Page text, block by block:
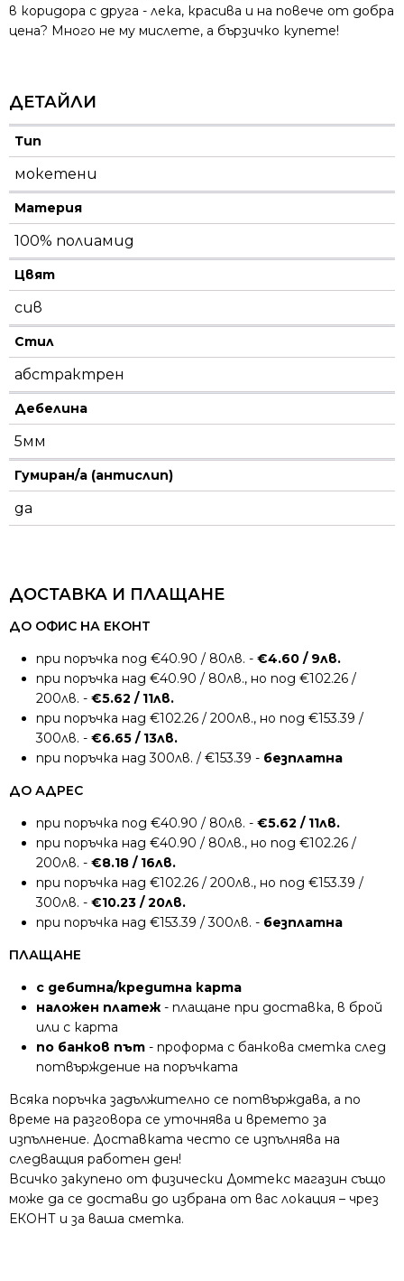
в коридора с друга - лека, красива и на повече от добра
цена? Много не му мислете, а бързичко купете!
ДЕТАЙЛИ
Тип
мокетени
Материя
100% полиамид
Цвят
сив
Стил
абстрактрен
Дебелина
5мм
Гумиран/а (антислип)
да
ДОСТАВКА И ПЛАЩАНЕ
ДО ОФИС НА ЕКОНТ
при поръчка под €40.90 / 80лв. - €4.60 / 9лв.
при поръчка над €40.90 / 80лв., но под €102.26 /
200лв. - €5.62 / 11лв.
при поръчка над €102.26 / 200лв., но под €153.39 /
300лв. - €6.65 / 13лв.
при поръчка над 300лв. / €153.39 - безплатна
ДО АДРЕС
при поръчка под €40.90 / 80лв. - €5.62 / 11лв.
при поръчка над €40.90 / 80лв., но под €102.26 /
200лв. - €8.18 / 16лв.
при поръчка над €102.26 / 200лв., но под €153.39 /
300лв. - €10.23 / 20лв.
при поръчка над €153.39 / 300лв. - безплатна
ПЛАЩАНЕ
с дебитна/кредитна карта
наложен платеж - плащане при доставка, в брой
или с карта
по банков път - проформа с банкова сметка след
потвърждение на поръчката
Всяка поръчка задължително се потвърждава, а по
време на разговора се уточнява и времето за
изпълнение. Доставката често се изпълнява на
следващия работен ден!
Всичко закупено от физически Домтекс магазин също
може да се достави до избрана от вас локация – чрез
ЕКОНТ и за ваша сметка.